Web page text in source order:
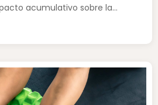
acumulativo sobre la